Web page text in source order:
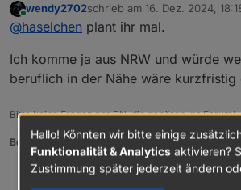
was die Jungs aus dem Raum
können die Norddeutschen ja
Januar '25 mitteilen (bevorzugt
Samstag)
Ich weiß zwar noch nicht von
den Wohnort, habe aber mal
Vielzahl von Lokalitäten bietet
dabei ist CELLE.
weiss ich natürlich nicht und
nicht recht machen können.
Und, es ist nur ein Vorschlag
@wendy2702
@Marc-Berg
@BananaJoe
Edit:
Online
wendy2702schrieb am 16. Dez. 2024,
zuletzt editiert von
@haselchen plant ihr mal.
Ich komme ja aus NRW und würde
beruflich in der Nähe wäre kurzfristig
Bitte keine Fragen per PN, die gehören ins Forum!
Benutzt das Voting rechts unten im Beitrag wenn
Hallo! Könnten wir bitte einige
Funktionalität & Analytics aktivieren?
Zustimmung später jederzeit ändern